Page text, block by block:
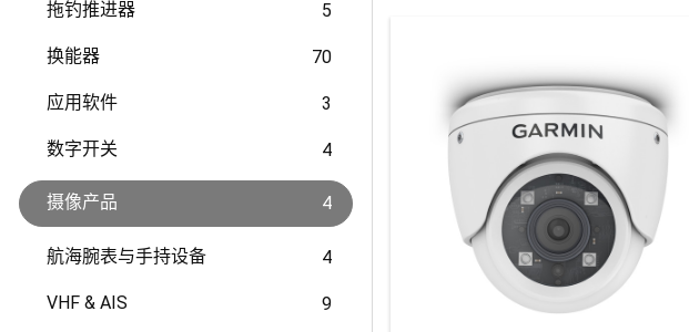
拖钓推进器 5
换能器 70
应用软件 3
数字开关 4
摄像产品 4
航海腕表与手持设备 4
VHF & AIS 9